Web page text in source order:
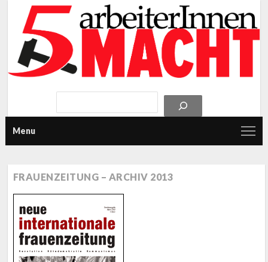
Menu
FRAUENZEITUNG – ARCHIV 2013